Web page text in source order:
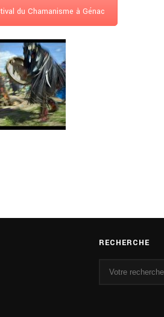
du Chamanisme à Génac
RECHERCHE